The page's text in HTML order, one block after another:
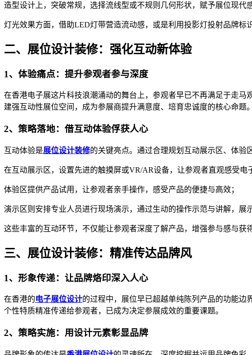
造型设计上，突破常规，选择流线型或不规则几何形状，赋予展位现代
灯光效果方面，借助LED灯带营造流动感，或是利用投影灯投射品牌
二、展位设计装修：强化互动新体验
1、体验痛点：提升参观者参与深度
在香港电子展这片科技浪潮涌动的舞台上，参观者早已不再满足于走
建强互动性展位空间，成为参展商提升满意度、培育忠诚度的核心命题。
2、策略落地：借互动体验俘获人心
互动体验是展位设计装修的关键亮点。通过合理规划互动展示区、体验
在互动展示区，设置先进的触摸屏或VR/AR设备，让参观者直观感受电
体验区提供产品试用，让参观者亲手操作，感受产品的便捷与高效；
演示区则安排专业人员进行现场演示，通过生动的操作示范与讲解，展
这些丰富的互动环节，不仅能让参观者深度了解产品，增强参与感与获
三、展位设计装修：精准传达品牌风
1、形象传递：让品牌烙印深入人心
在香港的电子展位设计的过程中，展位早已超越单纯陈列产品的功能
个性特质精准传递给参观者，已成为决定参展成效的重要课题。
2、策略实施：用设计元素彰显品牌